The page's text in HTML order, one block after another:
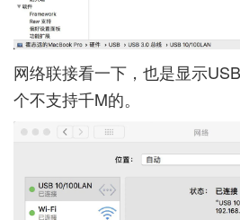
网络联接看一下，也是显示
个不支持千M的。